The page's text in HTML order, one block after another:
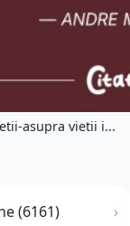
asupra vietii i...
(6161)